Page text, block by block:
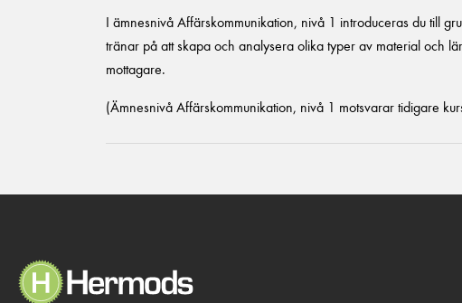
I ämnesnivå Affärskommunikation, nivå 1 introduceras du till
tränar på att skapa och analysera olika typer av material och
mottagare.
(Ämnesnivå Affärskommunikation, nivå 1 motsvarar tidigare